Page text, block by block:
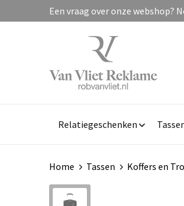
Een vraag over onze webshop?
Relatiegeschenken
Home Tassen Koffers en